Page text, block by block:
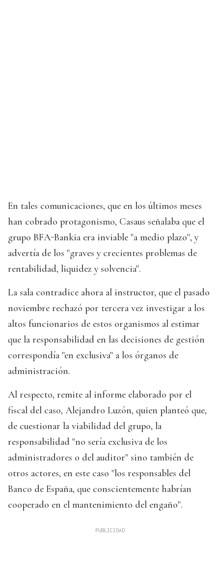
En tales comunicaciones, que en los últimos meses
han cobrado protagonismo, Casaus señalaba que el
grupo BFA-Bankia era inviable "a medio plazo", y
advertía de los "graves y crecientes problemas de
rentabilidad, liquidez y solvencia".
La sala contradice ahora al instructor, que el pasado
noviembre rechazó por tercera vez investigar a los
altos funcionarios de estos organismos al estimar
que la responsabilidad en las decisiones de gestión
correspondía "en exclusiva" a los órganos de
administración.
Al respecto, remite al informe elaborado por el
fiscal del caso, Alejandro Luzón, quien planteó que,
de cuestionar la viabilidad del grupo, la
responsabilidad "no sería exclusiva de los
administradores o del auditor" sino también de
otros actores, en este caso "los responsables del
Banco de España, que conscientemente habrían
cooperado en el mantenimiento del engaño".